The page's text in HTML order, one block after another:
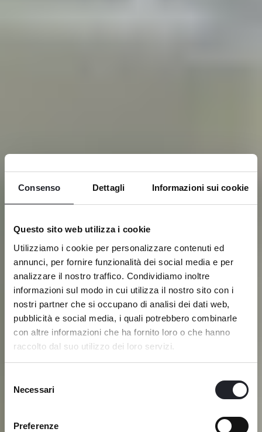
Consenso Dettagli Informazioni sui cookie
Questo sito web utilizza i cookie
Utilizziamo i cookie per personalizzare contenuti ed
annunci, per fornire funzionalità dei social media e per
analizzare il nostro traffico. Condividiamo inoltre
informazioni sul modo in cui utilizza il nostro sito con i
nostri partner che si occupano di analisi dei dati web,
pubblicità e social media, i quali potrebbero combinarle
con altre informazioni che ha fornito loro o che hanno
raccolto dal suo utilizzo dei loro servizi.
delNecessari
Preferenze